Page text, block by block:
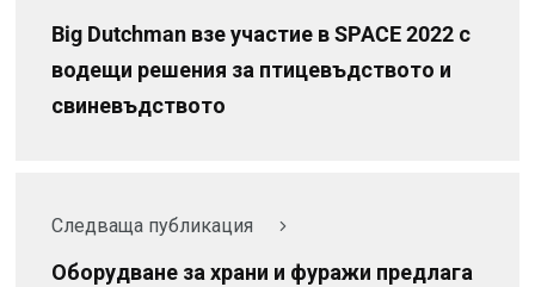
Big Dutchman взе участие в SPACE 2022 с
водещи решения за птицевъдството и
свиневъдството
Следваща публикация
Оборудване за храни и фуражи предлага